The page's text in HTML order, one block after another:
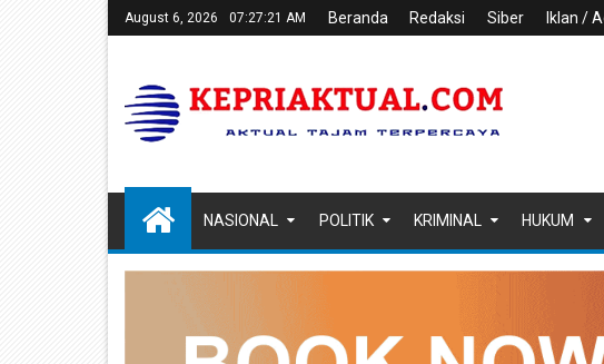
August 6, 2026 07:27:22 AM Beranda Redaksi Siber Iklan /
NASIONAL POLITIK KRIMINAL HUKUM